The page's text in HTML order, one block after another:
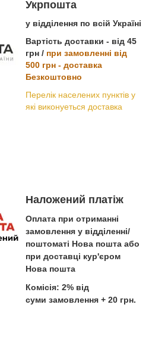
Укрпошта
у відділення по всій Україні
Вартість доставки - від 45
грн / при замовленні від
500 грн - доставка
Безкоштовно
Перелік населених пунктів у
які виконуеться доставка
Наложений платіж
Оплата при отриманні
замовлення у відділенні/
поштоматі Нова пошта або
при доставці кур'єром
Нова пошта
Комісія: 2% від
суми замовлення + 20 грн.